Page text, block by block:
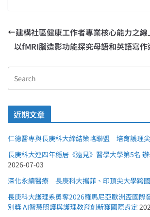
建構社區健康工作者專業核心能力之
以fMRI腦造影功能探究母語和英語寫
近期文章
仁德醫專與長庚科大締結策略聯盟 培育護理
長庚科大連四年穩居《遠見》醫學大學第5名
2026-07-03
深化永續醫療 長庚科大攜菲、印頂尖大學跨
長庚科大護理系勇奪2026羅馬尼亞歐洲盃國際
別獎 AI智慧照護與護理教育創新獲國際肯定